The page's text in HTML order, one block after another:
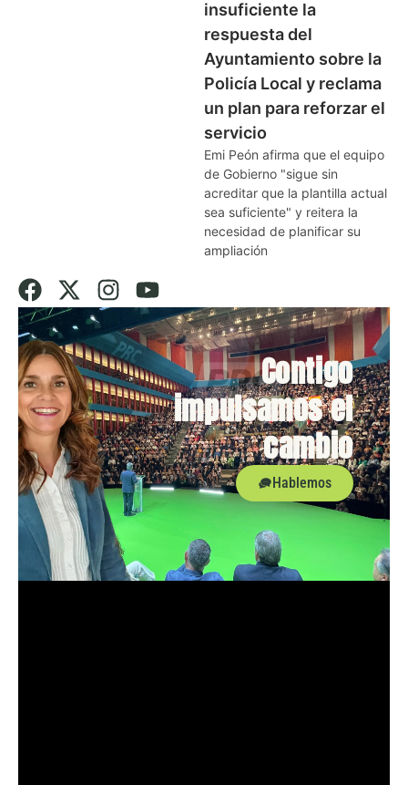
insuficiente la
respuesta del
Ayuntamiento sobre la
Policía Local y reclama
un plan para reforzar el
servicio
Emi Peón afirma que el equipo
de Gobierno "sigue sin
acreditar que la plantilla actual
sea suficiente" y reitera la
necesidad de planificar su
ampliación
Contigo
impulsamos el
cambio
Hablemos